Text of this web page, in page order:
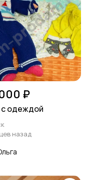
₽
с одеждой
назад